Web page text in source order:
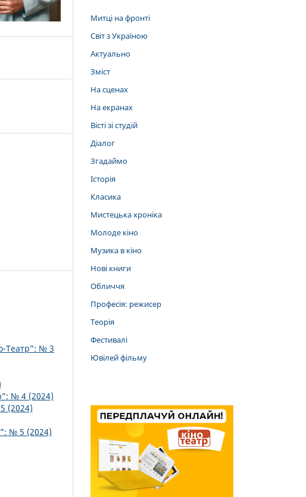
Театр”: № 3
№ 4 (2024)
(2024)
№ 5 (2024)
Митці на фронті
Світ з Україною
Актуально
Зміст
На сценах
На екранах
Вісті зі студій
Діалог
Згадаймо
Історія
Класика
Мистецька хроніка
Молоде кіно
Музика в кіно
Нові книги
Обличчя
Професія: режисер
Теорія
Фестивалі
Ювілей фільму